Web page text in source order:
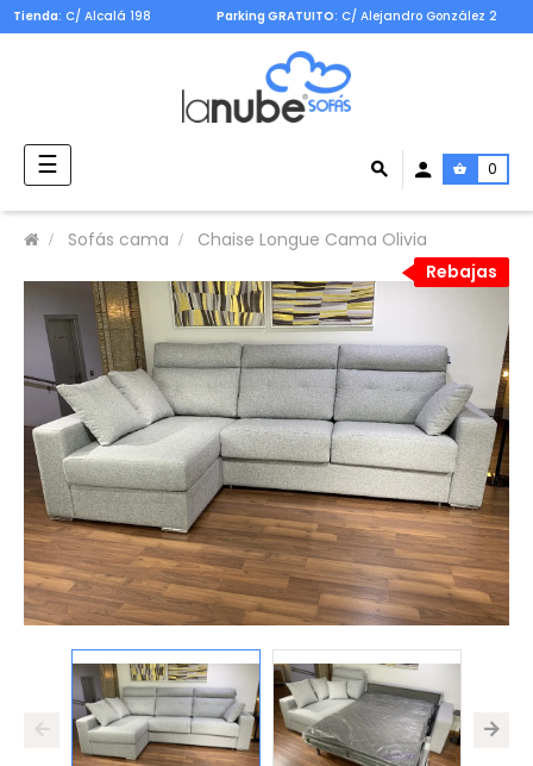
Tienda: C/ Alcalá 198 Parking GRATUITO: C/ Alejandro González 2
Navegación
de
palanca
☰ 0
Sofás cama
Chaise Longue Cama Olivia
Rebajas
Rebajas